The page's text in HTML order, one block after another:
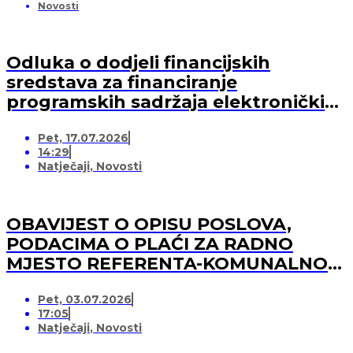
Novosti
Odluka o dodjeli financijskih
sredstava za financiranje
programskih sadržaja elektroničkih
medijskih usluga)
Pet, 17.07.2026
14:29
Natječaji, Novosti
OBAVIJEST O OPISU POSLOVA,
PODACIMA O PLAĆI ZA RADNO
MJESTO REFERENTA-KOMUNALNOG
Pet, 03.07.2026
17:05
Natječaji, Novosti